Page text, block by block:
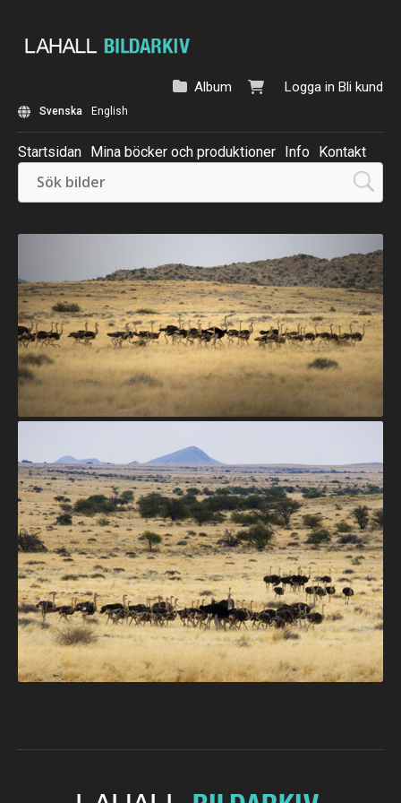
Logga in Bli kund
Album
Svenska English
Startsidan Mina böcker och produktioner Info Kontakt
Beställ: Kalender 2025